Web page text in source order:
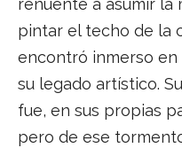
renuente a asumir la
pintar el techo de la
encontró inmerso
su legado artístico.
fue, en sus propias
pero de ese